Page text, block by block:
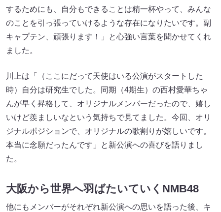
するためにも、自分もできることは精一杯やって、みんな
のことを引っ張っていけるような存在になりたいです。副
キャプテン、頑張ります！」と心強い言葉を聞かせてくれ
ました。
川上は「（ここにだって天使はいる公演がスタートした
時）自分は研究生でした。同期（4期生）の西村愛華ちゃ
んが早く昇格して、オリジナルメンバーだったので、嬉し
いけど羨ましいなという気持ちで見てました。今回、オリ
ジナルポジションで、オリジナルの歌割りが嬉しいです。
本当に念願だったんです」と新公演への喜びを語りまし
た。
大阪から世界へ羽ばたいていくNMB48
他にもメンバーがそれぞれ新公演への思いを語った後、キ